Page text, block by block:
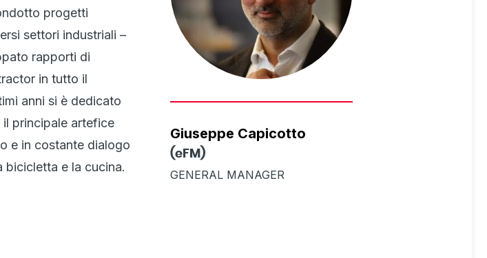
Giuseppe Capicotto
(eFM)
GENERAL MANAGER
progetti
settori industriali –
rapporti di
in tutto il
anni si è dedicato
principale artefice
e in costante dialogo
bicicletta e la cucina.